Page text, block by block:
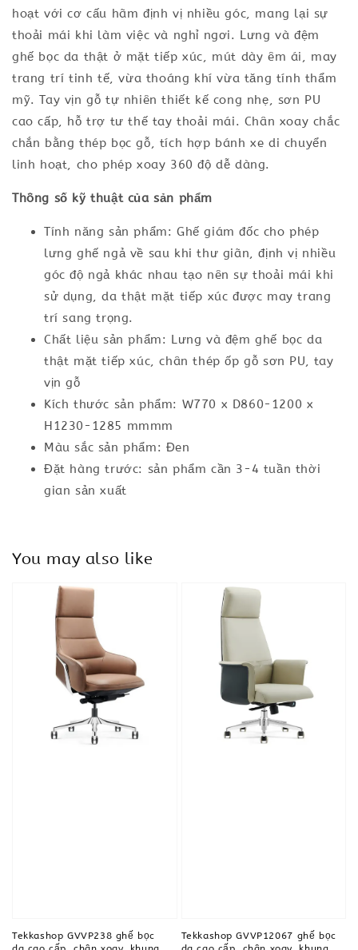
hoạt với cơ cấu hãm định vị nhiều góc, mang lại sự
thoải mái khi làm việc và nghỉ ngơi. Lưng và đệm
ghế bọc da thật ở mặt tiếp xúc, mút dày êm ái, may
trang trí tinh tế, vừa thoáng khí vừa tăng tính thẩm
mỹ. Tay vịn gỗ tự nhiên thiết kế cong nhẹ, sơn PU
cao cấp, hỗ trợ tư thế tay thoải mái. Chân xoay chắc
chắn bằng thép bọc gỗ, tích hợp bánh xe di chuyển
linh hoạt, cho phép xoay 360 độ dễ dàng.
Thông số kỹ thuật của sản phẩm
Tính năng sản phẩm: Ghế giám đốc cho phép
lưng ghế ngả về sau khi thư giãn, định vị nhiều
góc độ ngả khác nhau tạo nên sự thoải mái khi
sử dụng, da thật mặt tiếp xúc được may trang
trí sang trọng.
Chất liệu sản phẩm: Lưng và đệm ghế bọc da
thật mặt tiếp xúc, chân thép ốp gỗ sơn PU, tay
vịn gỗ
Kích thước sản phẩm: W770 x D860-1200 x
H1230-1285 mmmm
Màu sắc sản phẩm: Đen
Đặt hàng trước: sản phẩm cần 3-4 tuần thời
gian sản xuất
You may also like
Tekkashop GVVP238 ghế bọc
Tekkashop GVVP12067 ghế bọc